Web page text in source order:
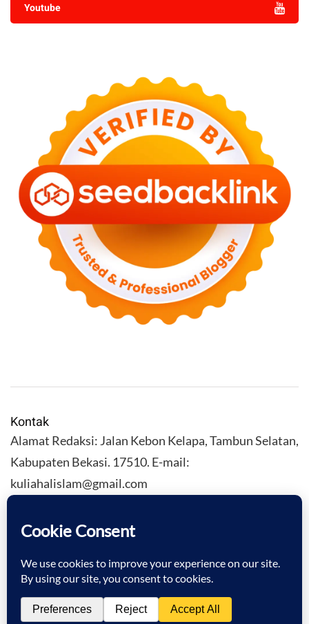
Youtube
Kontak
Alamat Redaksi: Jalan Kebon Kelapa, Tambun Selatan,
Kabupaten Bekasi. 17510. E-mail:
kuliahalislam@gmail.com
KULIAHALISLAM.COM Copyright (C) 2026